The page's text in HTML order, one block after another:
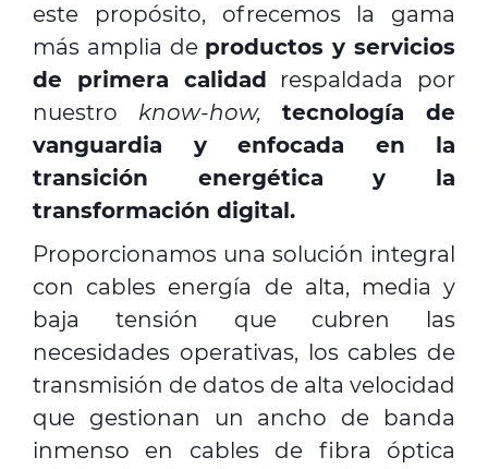
este propósito, ofrecemos la gama
más amplia de productos y servicios
de primera calidad respaldada por
nuestro know-how, tecnología de
vanguardia y enfocada en la
transición energética y la
transformación digital.
Proporcionamos una solución integral
con cables energía de alta, media y
baja tensión que cubren las
necesidades operativas, los cables de
transmisión de datos de alta velocidad
que gestionan un ancho de banda
inmenso en cables de fibra óptica